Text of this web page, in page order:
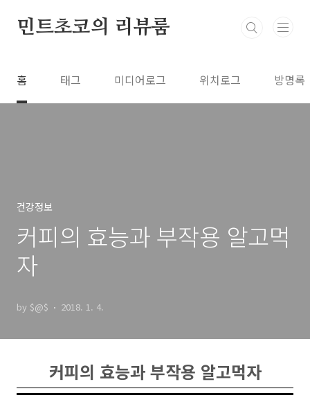
민트초코의 리뷰룸
홈 태그 미디어로그 위치로그 방명록
건강정보
커피의 효능과 부작용 알고먹
자
by $@$ 2018. 1. 4.
커피의 효능과 부작용 알고먹자